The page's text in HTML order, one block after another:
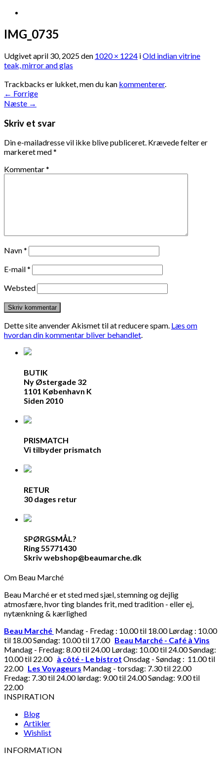
IMG_0735
Udgivetapril 30, 2025den 1020 × 1224 iOld indian vitrine
teak, mirror and glas
Trackbacks er lukket, men du kan kommenterer.
← Forrige
Næste →
Skriv et svar
Din e-mailadresse vil ikke blive publiceret. Krævede felter er
markeret med*
Kommentar*
Navn*
E-mail*
Websted
Dette site anvender Akismet til at reducere spam. Læs om
hvordan din kommentar bliver behandlet.
BUTIK
Ny Østergade 32
1101 København K
Siden 2010
PRISMATCH
Vi tilbyder prismatch
RETUR
30 dages retur
SPØRGSMÅL?
Ring 55771430
Skriv webshop@beaumarche.dk
Om Beau Marché
Beau Marché er et sted med sjæl, stemning og dejlig
atmosfære, hvor ting blandes frit, med tradition - eller ej,
nytænkning & kærlighed
Beau Marché Mandag - Fredag : 10.00 til 18.00 Lørdag : 10.00
til 18.00 Søndag: 10.00 til 17.00 Beau Marché - Café à Vins
Mandag - Fredag: 8.00 til 24.00 Lørdag: 10.00 til 24.00 Søndag:
10.00 til 22.00 à côté - Le bistrot Onsdag - Søndag : 11.00 til
22.00 Les Voyageurs Mandag - torsdag: 7.30 til 22.00
Fredag: 7.30 til 24.00 lørdag: 9.00 til 24.00 Søndag: 9.00 til
22.00
INSPIRATION
Blog
Artikler
Wishlist
INFORMATION